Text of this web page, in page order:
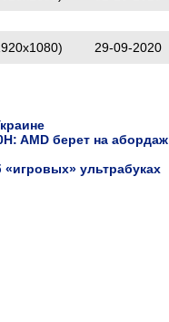
29-09-2020
AMD берет на абордаж
«игровых» ультрабуках